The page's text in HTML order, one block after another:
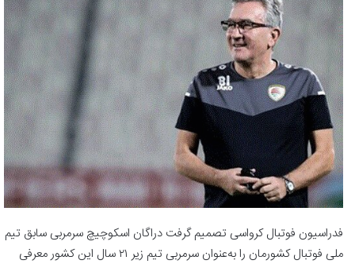
فدراسیون فوتبال کرواسی تصمیم گرفت دراگان اسکوچیچ سرمربی سابق تیم
ملی فوتبال کشورمان را به‌عنوان سرمربی تیم زیر ۲۱ سال این کشور معرفی